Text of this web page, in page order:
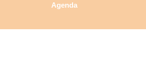
Agenda